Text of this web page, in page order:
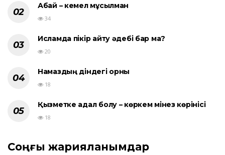
Абай – кемел мұсылман
34
Исламда пікір айту әдебі бар ма?
20
Намаздың діндегі орны
18
Қызметке адал болу – көркем мінез көрінісі
18
Соңғы жарияланымдар